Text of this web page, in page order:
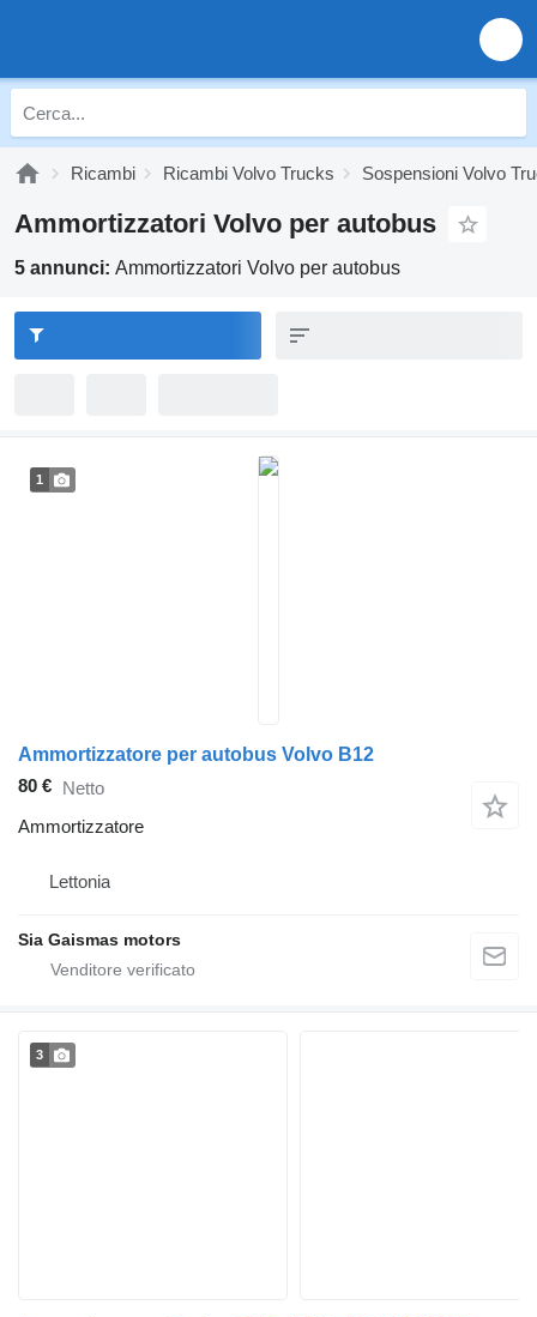
Ricambi Ricambi Volvo Trucks Sospensioni Volvo
Ammortizzatori Volvo per autobus
5 annunci: Ammortizzatori Volvo per autobus
1
Ammortizzatore per autobus Volvo B12
80 € Netto
Ammortizzatore
Lettonia
Sia Gaismas motors
3